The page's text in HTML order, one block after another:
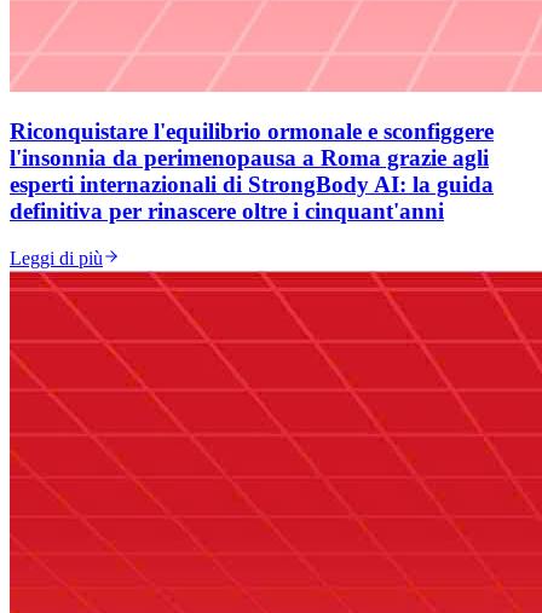
Riconquistare l'equilibrio ormonale e sconfiggere
l'insonnia da perimenopausa a Roma grazie agli
esperti internazionali di StrongBody AI: la guida
definitiva per rinascere oltre i cinquant'anni
Leggi di più